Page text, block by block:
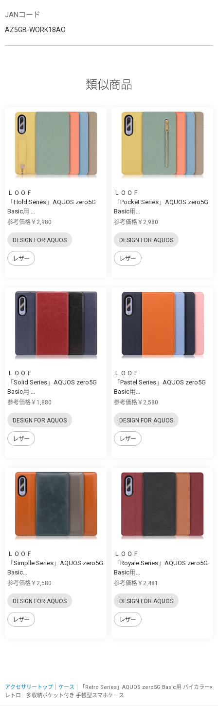
JANコード
AZ5GB-WORK18AO
類似商品
ＬＯＯＦ
「Hold Series」AQUOS zero5G
Basic用 ...
参考価格￥2,980
DESIGN FOR AQUOS
レザー
ＬＯＯＦ
「Pocket Series」AQUOS zero5G
Basic用...
参考価格￥2,980
DESIGN FOR AQUOS
レザー
ＬＯＯＦ
「Solid Series」AQUOS zero5G
Basic用 ...
参考価格￥1,880
DESIGN FOR AQUOS
レザー
ＬＯＯＦ
「Pastel Series」AQUOS zero5G
Basic用...
参考価格￥2,580
DESIGN FOR AQUOS
レザー
ＬＯＯＦ
「Simplle Series」AQUOS zero5G
Basic...
参考価格￥2,580
DESIGN FOR AQUOS
レザー
ＬＯＯＦ
「Royale Series」AQUOS zero5G
Basic用...
参考価格￥2,481
DESIGN FOR AQUOS
レザー
アクセサリートップ ケース ｜「Retro Series」AQUOS zero5G Basic用 バイカラー×
レトロ 多収納ポケット付き 手帳型スマホケース